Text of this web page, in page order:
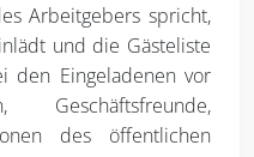
Arbeitgebers spricht,
und die Gästeliste
den Eingeladenen vor
des öffentlichen